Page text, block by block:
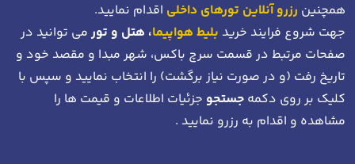
همچنین رزرو آنلاین تورهای داخلی اقدام نمایید.
جهت شروع فرایند خرید بلیط هواپیما، هتل و تورمی توانید در
صفحات مرتبط در قسمت سرچ باکس، شهر مبدا و مقصد خود و
تاریخ رفت (و در صورت نیاز برگشت) را انتخاب نمایید و سپس با
کلیک بر روی دکمه جستجو جزئیات اطلاعات و قیمت ها را
مشاهده و اقدام به رزرو نمایید .